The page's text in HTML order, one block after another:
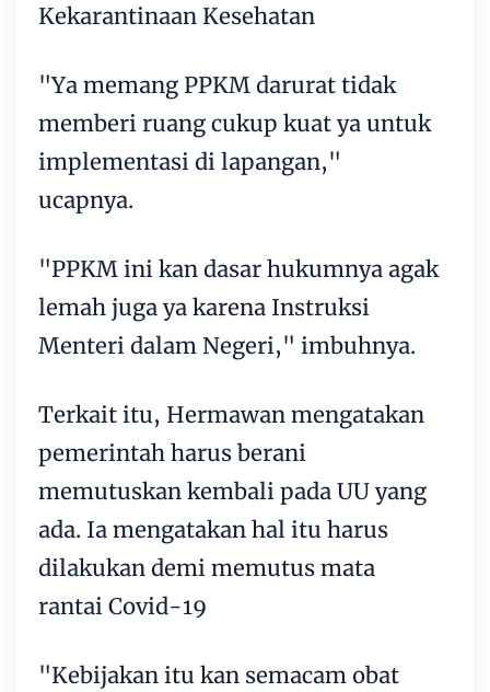
Kekarantinaan Kesehatan
"Ya memang PPKM darurat tidak
memberi ruang cukup kuat ya untuk
implementasi di lapangan,"
ucapnya.
"PPKM ini kan dasar hukumnya agak
lemah juga ya karena Instruksi
Menteri dalam Negeri," imbuhnya.
Terkait itu, Hermawan mengatakan
pemerintah harus berani
memutuskan kembali pada UU yang
ada. Ia mengatakan hal itu harus
dilakukan demi memutus mata
rantai Covid-19
"Kebijakan itu kan semacam obat